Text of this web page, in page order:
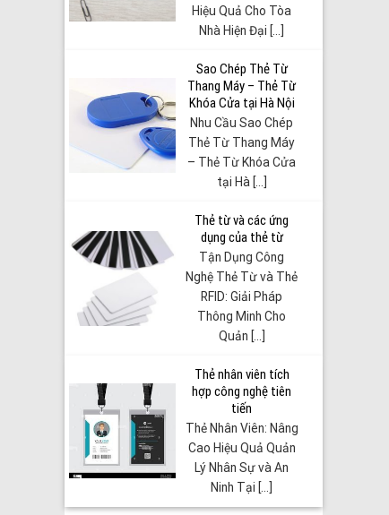
Hiệu Quả Cho Tòa
Nhà Hiện Đại [...]
Sao Chép Thẻ Từ
Thang Máy – Thẻ Từ
Khóa Cửa tại Hà Nội
Nhu Cầu Sao Chép
Thẻ Từ Thang Máy
– Thẻ Từ Khóa Cửa
tại Hà [...]
Thẻ từ và các ứng
dụng của thẻ từ
Tận Dụng Công
Nghệ Thẻ Từ và Thẻ
RFID: Giải Pháp
Thông Minh Cho
Quản [...]
Thẻ nhân viên tích
hợp công nghệ tiên
tiến
Thẻ Nhân Viên: Nâng
Cao Hiệu Quả Quản
Lý Nhân Sự và An
Ninh Tại [...]